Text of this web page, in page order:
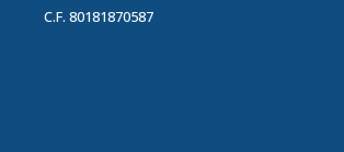
C.F. 80181870587